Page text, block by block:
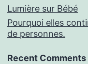
Lumière sur Bébé
Pourquoi elles
de personnes.
Recent Comments